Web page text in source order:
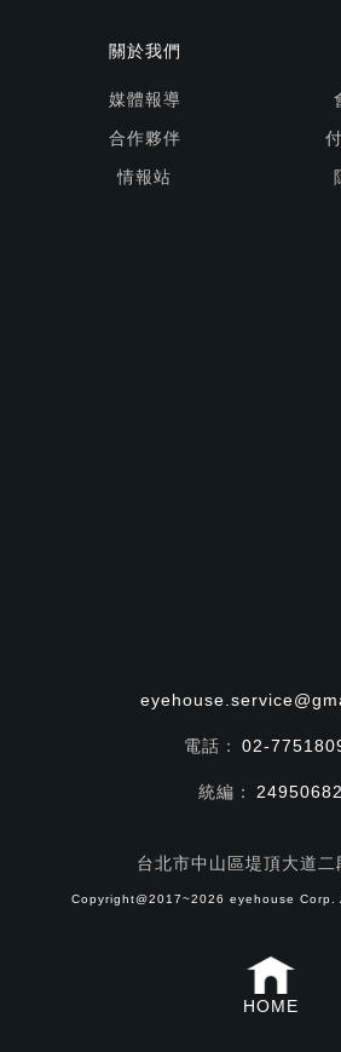
關於我們
媒體報導
合作夥伴
情報站
電話： 02-
統編： 24950682
台北市中山區堤頂大道二
Copyright@2017~2026 eyehouse Corp.
HOME